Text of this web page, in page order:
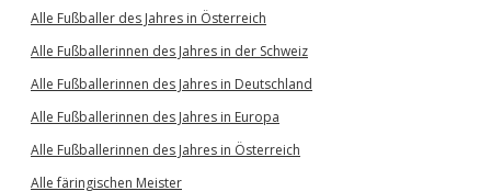
Alle Fußballer des Jahres in Österreich
Alle Fußballerinnen des Jahres in der Schweiz
Alle Fußballerinnen des Jahres in Deutschland
Alle Fußballerinnen des Jahres in Europa
Alle Fußballerinnen des Jahres in Österreich
Alle färingischen Meister